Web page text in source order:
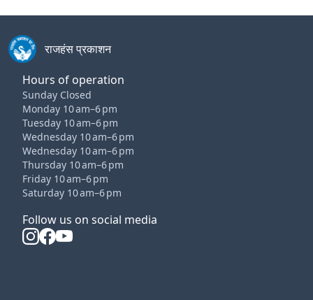
राजहंस प्रकाशन
Hours of operation
Sunday Closed
Monday 10 am–6 pm
Tuesday 10 am–6 pm
Wednesday 10 am–6 pm
Wednesday 10 am–6 pm
Thursday 10 am–6 pm
Friday 10 am–6 pm
Saturday 10 am–6 pm
Follow us on social media